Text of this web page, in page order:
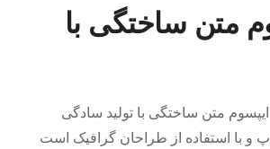
متن ساختگی با
متن ساختگی با تولید سادگی
و با استفاده از طراحان گرافیک است